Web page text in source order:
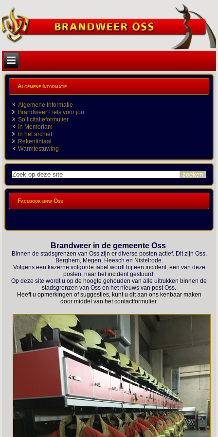
Algemene Informatie
Algemene Informatie
Brandweer? Iets voor jou
Sollicitatieformulier
In Memoriam
In het archief
Rekenliniaal
Warmtestuwing
Facebook brw Oss
Brandweer in de gemeente Oss
Binnen de stadsgrenzen van Oss zijn er diverse posten actief. Dit zijn Oss,
Berghem, Megen, Heesch en Nistelrode.
Volgens een kazerne volgorde tabel wordt bij een incident, een van deze
posten, naar het incident gestuurd.
Op deze site wordt u op de hoogte gehouden van alle uitrukken binnen de
stadsgrenzen van Oss en het nieuws van post Oss.
Heeft u opmerkingen of suggesties, kunt u dit aan ons kenbaar maken
door middel van het contactformulier.